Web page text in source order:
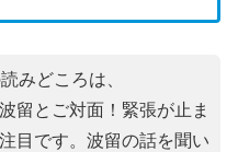
みどころは、
留とご対面！緊張が止ま
目です。波留の話を聞い